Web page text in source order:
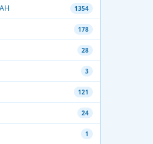
1354
178
28
3
121
24
1